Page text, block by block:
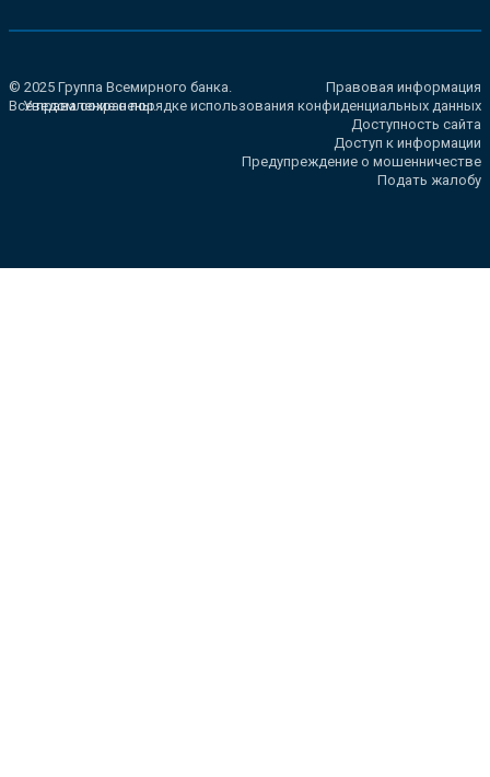
© 2025 Группа Всемирного банка.
Все права сохранены.
Правовая информация
Уведомление о порядке использования конфиденциальных данных
Доступность сайта
Доступ к информации
Предупреждение о мошенничестве
Подать жалобу